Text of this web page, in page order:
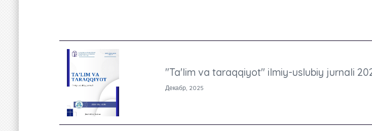
"Ta'lim va taraqqiyot" ilmiy-uslubiy jurnali
Декабр, 2025